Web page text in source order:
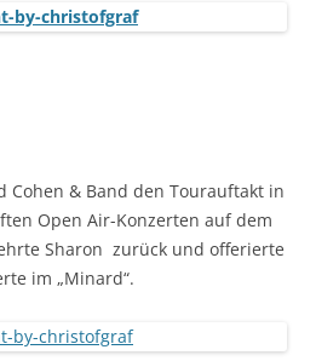
Cohen & Band den Tourauftakt in
Open Air-Konzerten auf dem
Sharon zurück und offerierte
im „Minard“.